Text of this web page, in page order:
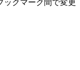
ックマーク間で変更